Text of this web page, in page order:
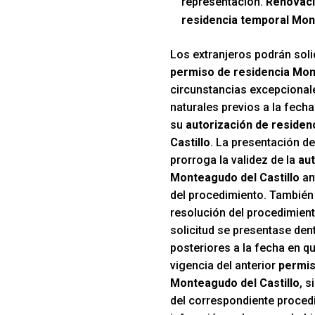
residencia temporal
Los extranjeros podrán
permiso de residencia
circunstancias
naturales previos a la
su autorización de
Castillo. La presentación
prorroga la validez de la
Monteagudo del Castillo
del procedimiento.
resolución del
solicitud se presentase
posteriores a la fecha en
vigencia del anterior
Monteagudo del Castillo,
del correspondiente